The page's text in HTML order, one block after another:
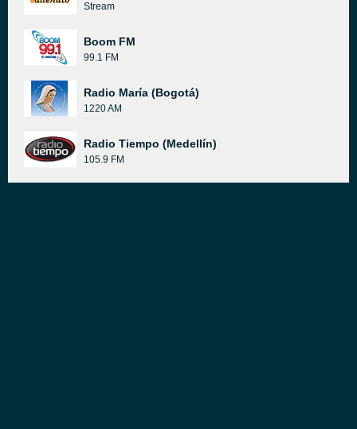
Stream
Boom FM
99.1 FM
Radio María (Bogotá)
1220 AM
Radio Tiempo (Medellín)
105.9 FM